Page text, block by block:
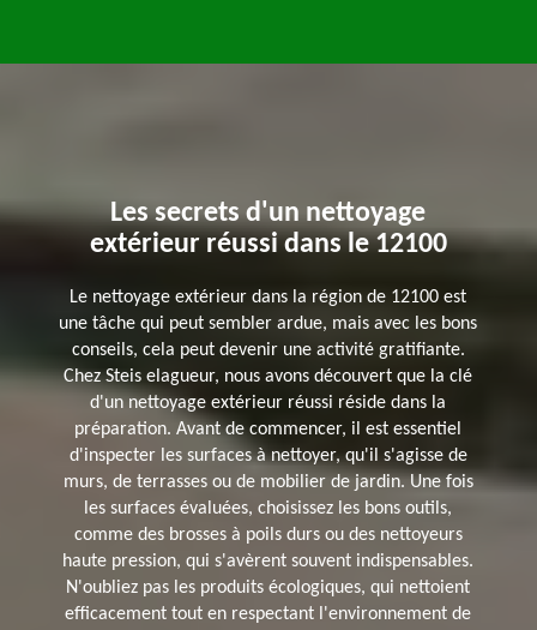
Les secrets d'un nettoyage
extérieur réussi dans le 12100
Le nettoyage extérieur dans la région de 12100 est
une tâche qui peut sembler ardue, mais avec les bons
conseils, cela peut devenir une activité gratifiante.
Chez Steis elagueur, nous avons découvert que la clé
d'un nettoyage extérieur réussi réside dans la
préparation. Avant de commencer, il est essentiel
d'inspecter les surfaces à nettoyer, qu'il s'agisse de
murs, de terrasses ou de mobilier de jardin. Une fois
les surfaces évaluées, choisissez les bons outils,
comme des brosses à poils durs ou des nettoyeurs
haute pression, qui s'avèrent souvent indispensables.
N'oubliez pas les produits écologiques, qui nettoient
efficacement tout en respectant l'environnement de